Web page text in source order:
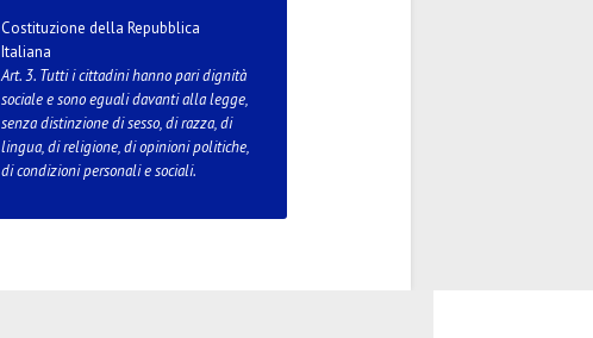
Costituzione della Repubblica
Italiana
Art. 3. Tutti i cittadini hanno pari dignità
sociale e sono eguali davanti alla legge,
senza distinzione di sesso, di razza, di
lingua, di religione, di opinioni politiche,
di condizioni personali e sociali.